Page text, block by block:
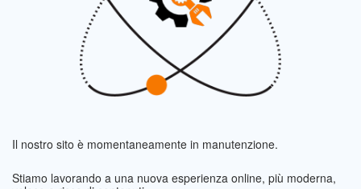
Il nostro sito è momentaneamente in manutenzione.
Stiamo lavorando a una nuova esperienza online, più moderna,